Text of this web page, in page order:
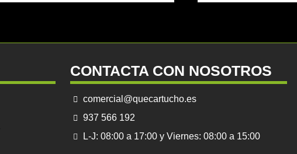
CONTACTA CON NOSOTROS
comercial@quecartucho.es
937 566 192
L-J: 08:00 a 17:00 y Viernes: 08:00 a 15:00